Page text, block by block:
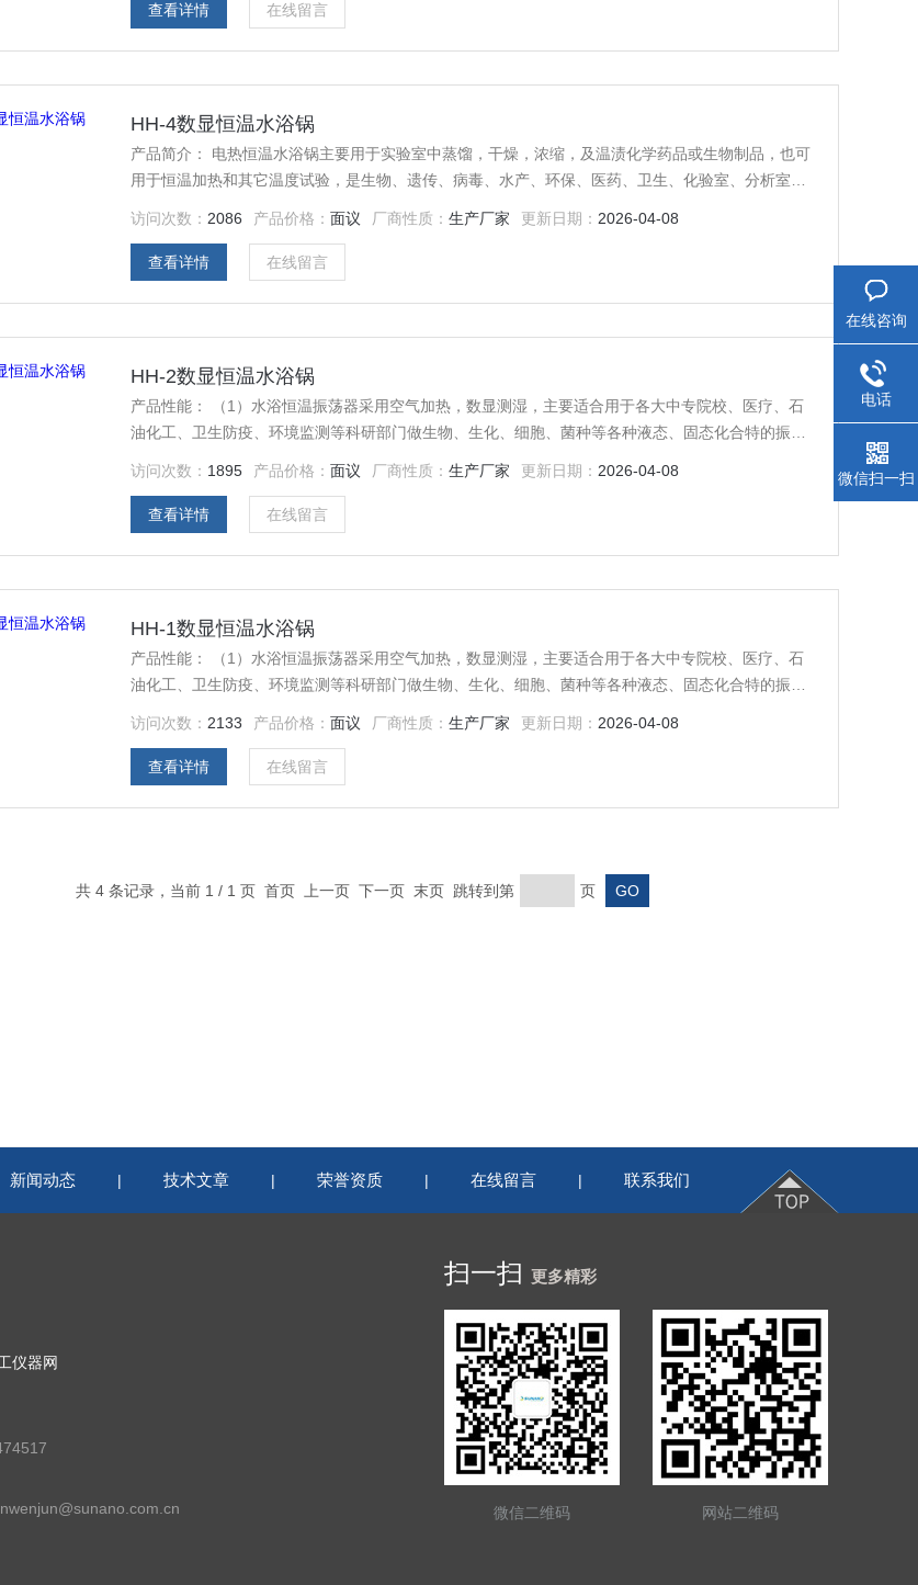
查看详情 在线留言
HH-4数显恒温水浴锅
产品简介： 电热恒温水浴锅主要用于实验室中蒸馏，干燥，浓缩，及温渍化学药品或生物制品，也可
用于恒温加热和其它温度试验，是生物、遗传、病毒、水产、环保、医药、卫生、化验室、分析室、
访问次数： 2086 产品价格：面议 厂商性质：生产厂家 更新日期： 2026-04-08
查看详情 在线留言
HH-2数显恒温水浴锅
产品性能： （1）水浴恒温振荡器采用空气加热，数显测湿，主要适合用于各大中专院校、医疗、石
油化工、卫生防疫、环境监测等科研部门做生物、生化、细胞、菌种等各种液态、固态化合特的振荡
访问次数： 1895 产品价格：面议 厂商性质：生产厂家 更新日期： 2026-04-08
查看详情 在线留言
HH-1数显恒温水浴锅
产品性能： （1）水浴恒温振荡器采用空气加热，数显测湿，主要适合用于各大中专院校、医疗、石
油化工、卫生防疫、环境监测等科研部门做生物、生化、细胞、菌种等各种液态、固态化合特的振荡
访问次数： 2133 产品价格：面议 厂商性质：生产厂家 更新日期： 2026-04-08
查看详情 在线留言
共 4 条记录，当前 1 / 1 页 首页 上一页 下一页 末页 跳转到第 页
新闻动态 | 技术文章 | 荣誉资质 | 在线留言 | 联系我们
仪器网
扫一扫 更多精彩
微信二维码 网站二维码
在线咨询
电话
微信扫一扫